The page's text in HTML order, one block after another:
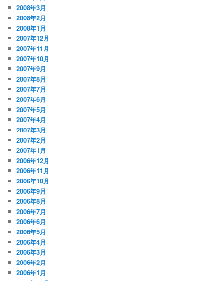
2008年3月
2008年2月
2008年1月
2007年12月
2007年11月
2007年10月
2007年9月
2007年8月
2007年7月
2007年6月
2007年5月
2007年4月
2007年3月
2007年2月
2007年1月
2006年12月
2006年11月
2006年10月
2006年9月
2006年8月
2006年7月
2006年6月
2006年5月
2006年4月
2006年3月
2006年2月
2006年1月